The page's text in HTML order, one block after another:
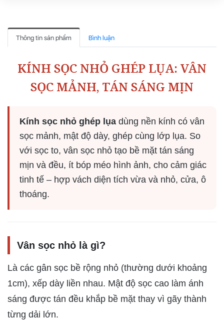
Thông tin sản phẩm Bình luận
KÍNH SỌC NHỎ GHÉP LỤA: VÂN
SỌC MẢNH, TÁN SÁNG MỊN
Kính sọc nhỏ ghép lụa dùng nền kính có vân
sọc mảnh, mật độ dày, ghép cùng lớp lụa. So
với sọc to, vân sọc nhỏ tạo bề mặt tán sáng
mịn và đều, ít bóp méo hình ảnh, cho cảm giác
tinh tế – hợp vách diện tích vừa và nhỏ, cửa, ô
thoáng.
Vân sọc nhỏ là gì?
Là các gân sọc bề rộng nhỏ (thường dưới khoảng
1cm), xếp dày liền nhau. Mật độ sọc cao làm ánh
sáng được tán đều khắp bề mặt thay vì gãy thành
từng dải lớn.